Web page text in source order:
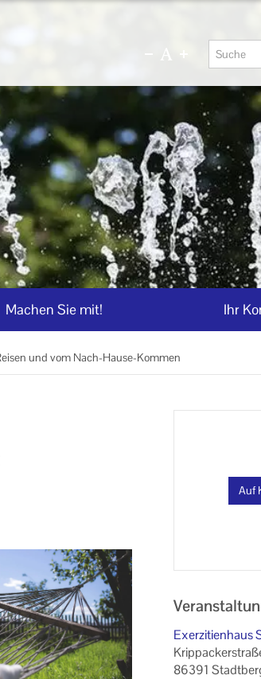
Machen Sie mit! Ihr
und vom Nach-Hause-Kommen
Auf
Exerzitienhaus
86391